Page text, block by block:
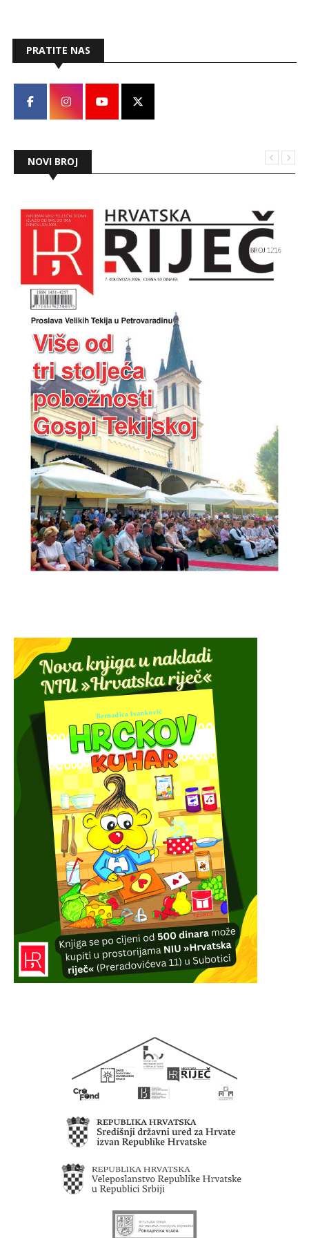
PRATITE NAS
NOVI BROJ